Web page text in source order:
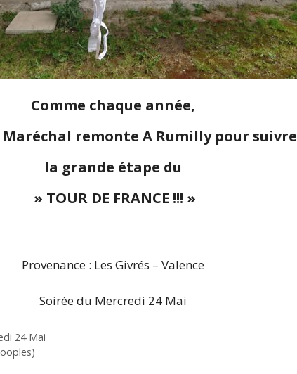
Comme chaque année,
remonte A Rumilly pour suivre
la grande étape du
» TOUR DE FRANCE !!! »
Provenance : Les Givrés – Valence
Soirée du Mercredi 24 Mai
24 Mai